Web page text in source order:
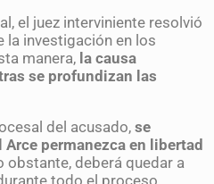
el juez interviniente resolvió
la investigación en los
manera, la causa
se profundizan las
del acusado, se
permanezca en libertad
obstante, deberá quedar a